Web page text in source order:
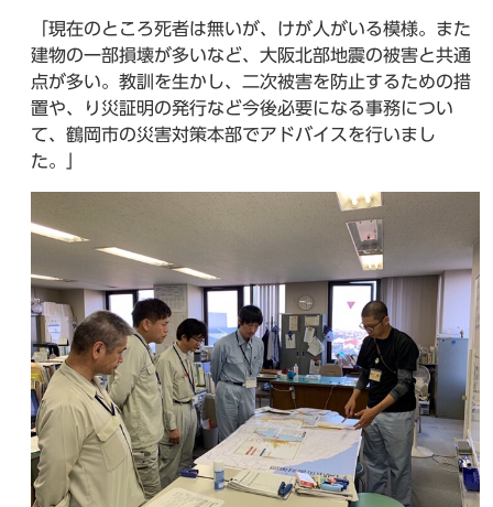
「現在のところ死者は無いが、けが人がいる模様。また
建物の一部損壊が多いなど、大阪北部地震の被害と共通
点が多い。教訓を生かし、二次被害を防止するための措
置や、り災証明の発行など今後必要になる事務につい
て、鶴岡市の災害対策本部でアドバイスを行いまし
た。」